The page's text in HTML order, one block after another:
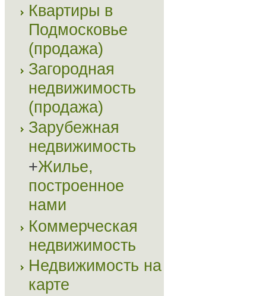
Квартиры в
Подмосковье
(продажа)
Загородная
недвижимость
(продажа)
Зарубежная
недвижимость
+Жилье,
построенное
нами
Коммерческая
недвижимость
Недвижимость на
карте